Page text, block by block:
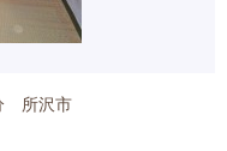
所沢市